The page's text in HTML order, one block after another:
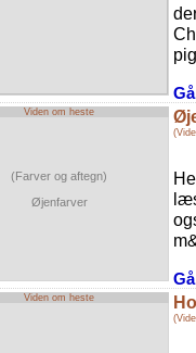
Viden om heste
(Farver og aftegn)
Øjenfarver
Viden om heste